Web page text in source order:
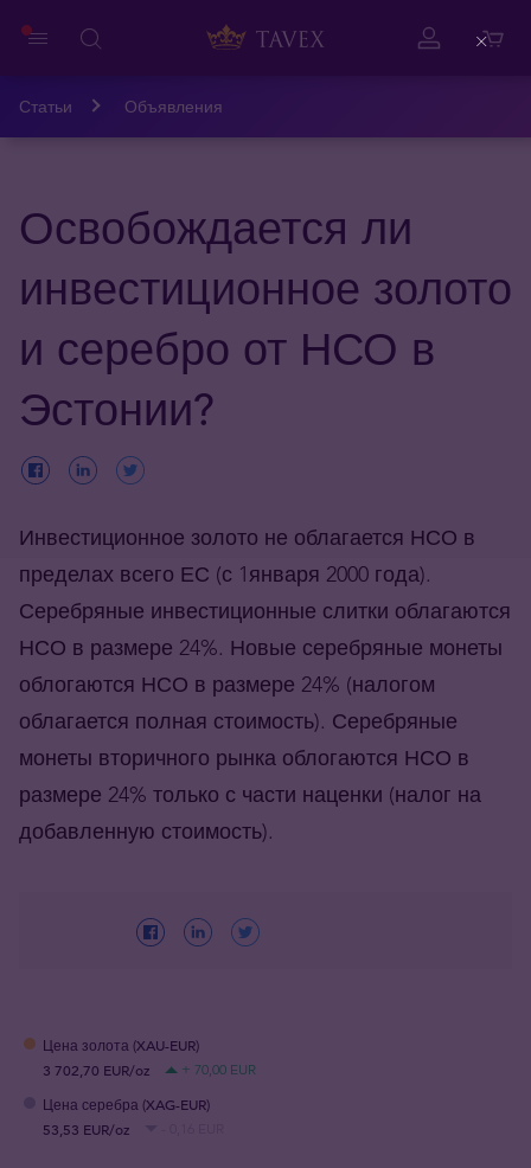
Статьи Объявления
Освобождается ли
инвестиционное золото
и серебро от НСО в
Эстонии?
Инвестиционное золото не облагается НСО в
пределах всего ЕС (с 1января 2000 года).
Серебряные инвестиционные слитки облагаются
НСО в размере 24%. Новые серебряные монеты
облогаются НСО в размере 24% (налогом
облагается полная стоимость). Серебряные
монеты вторичного рынка облогаются НСО в
размере 24% только с части наценки (налог на
добавленную стоимость).
Цена золота (XAU-EUR)
3 702,70 EUR/oz
+ 70,00 EUR
Цена серебра (XAG-EUR)
53,53 EUR/oz
Close